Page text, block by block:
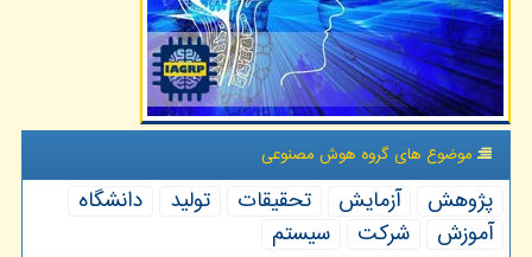
موضوع های گروه هوش مصنوعی
پژوهش آزمایش تحقیقات تولید
دانشگاه
آموزش
شركت سیستم